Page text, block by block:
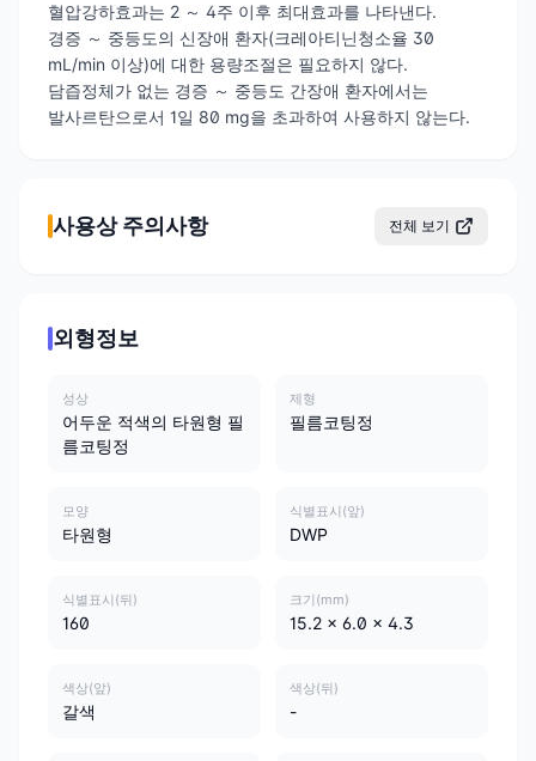
혈압강하효과는 2 ～ 4주 이후 최대효과를 나타낸다.
경증 ～ 중등도의 신장애 환자(크레아티닌청소율 30
mL/min 이상)에 대한 용량조절은 필요하지 않다.
담즙정체가 없는 경증 ～ 중등도 간장애 환자에서는
발사르탄으로서 1일 80 mg을 초과하여 사용하지 않는다.
사용상 주의사항 전체 보기
외형정보
성상
어두운 적색의 타원형 필
름코팅정
제형
필름코팅정
모양
타원형
식별표시(앞)
DWP
식별표시(뒤)
160
크기(mm)
15.2 x 6.0 x 4.3
색상(앞)
갈색
색상(뒤)
-